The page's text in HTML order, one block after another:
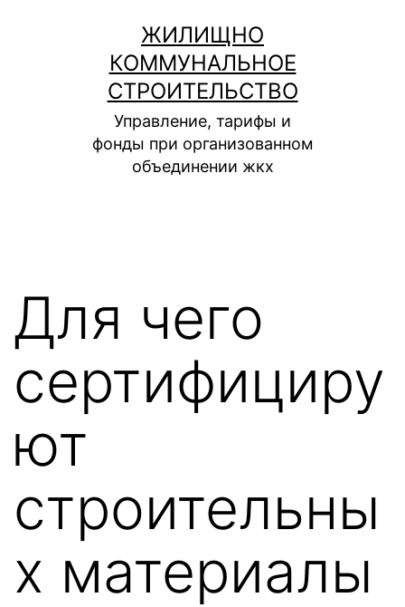
содержимому
ЖИЛИЩНО
КОММУНАЛЬНОЕ
СТРОИТЕЛЬСТВО
Управление, тарифы и
фонды при организованном
объединении жкх
Для чего
сертифициру
ют
строительны
х материалы